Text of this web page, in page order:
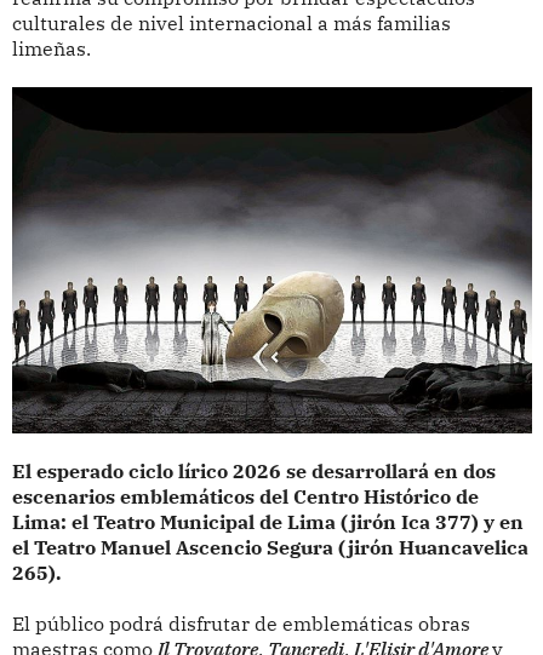
culturales de nivel internacional a más familias
limeñas.
El esperado ciclo lírico 2026 se desarrollará en dos
escenarios emblemáticos del Centro Histórico de
Lima: el Teatro Municipal de Lima (jirón Ica 377) y en
el Teatro Manuel Ascencio Segura (jirón Huancavelica
265).
El público podrá disfrutar de emblemáticas obras
maestras como Il Trovatore, Tancredi, L'Elisir d'Amorey